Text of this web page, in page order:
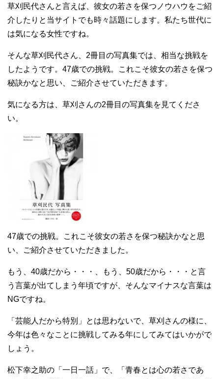
草刈民代さんと言えば、彼女の若さを保つノウハウをご紹
介したりと当サイトでも時々話題にします。私たち世代に
は気になる女性ですね。
そんな草刈民代さん、2冊目の写真集では、相当な挑戦を
したようです。47歳での挑戦。これこそ彼女の若さを保つ
秘訣かなと思い、ご紹介させていただきます。
気になる方は、草刈さんの2冊目の写真集を見てくださ
い。
47歳での挑戦。これこそ彼女の若さを保つ秘訣かなと思
い、ご紹介させていただきました。
もう、40歳だから・・・、もう、50歳だから・・・と言
う言葉が出てしまう年頃ですが、そんなマイナスな言葉は
NGですね。
「芸能人だから特別」とは思わないで、草刈さんの様に、
今年は色々なことに挑戦してみる年にしてみてはいかがで
しょう。
松下幸之助の「一日一話」で、「青春とは心の若さであ